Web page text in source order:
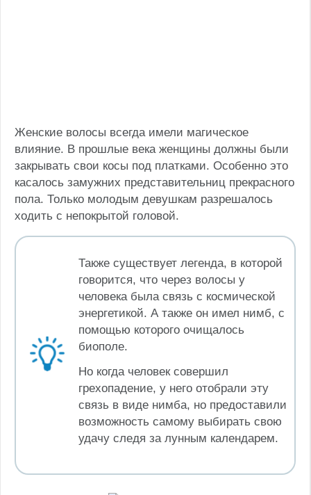
Женские волосы всегда имели магическое
влияние. В прошлые века женщины должны были
закрывать свои косы под платками. Особенно это
касалось замужних представительниц прекрасного
пола. Только молодым девушкам разрешалось
ходить с непокрытой головой.
Также существует легенда, в которой
говорится, что через волосы у
человека была связь с космической
энергетикой. А также он имел нимб, с
помощью которого очищалось
биополе.
Но когда человек совершил
грехопадение, у него отобрали эту
связь в виде нимба, но предоставили
возможность самому выбирать свою
удачу следя за лунным календарем.